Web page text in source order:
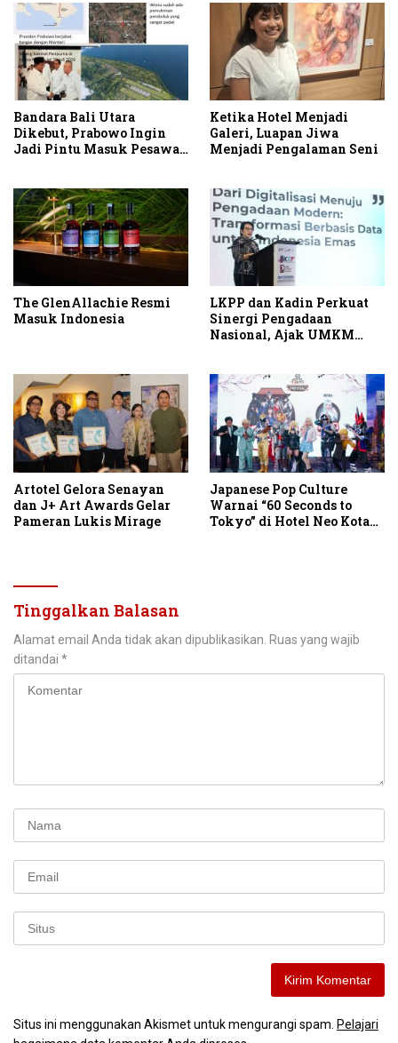
Bandara Bali Utara
Dikebut, Prabowo Ingin
Jadi Pintu Masuk Pesawat
Ketika Hotel Menjadi
Galeri, Luapan Jiwa
Menjadi Pengalaman Seni
The GlenAllachie Resmi
Masuk Indonesia
LKPP dan Kadin Perkuat
Sinergi Pengadaan
Nasional, Ajak UMKM
Artotel Gelora Senayan
dan J+ Art Awards Gelar
Pameran Lukis Mirage
Japanese Pop Culture
Warnai “60 Seconds to
Tokyo” di Hotel Neo Kota
Tinggalkan Balasan
Alamat email Anda tidak akan dipublikasikan. Ruas yang wajib
ditandai *
Situs ini menggunakan Akismet untuk mengurangi spam. Pelajari